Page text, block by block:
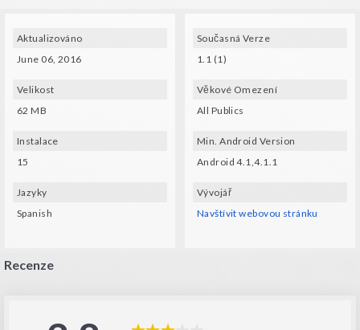
Aktualizováno
June 06, 2016
Velikost
62 MB
Instalace
15
Jazyky
Spanish
Současná Verze
1.1 (1)
Věkové Omezení
All Publics
Min. Android Version
Android 4.1,4.1.1
Vývojář
Navštívit webovou stránku
Recenze